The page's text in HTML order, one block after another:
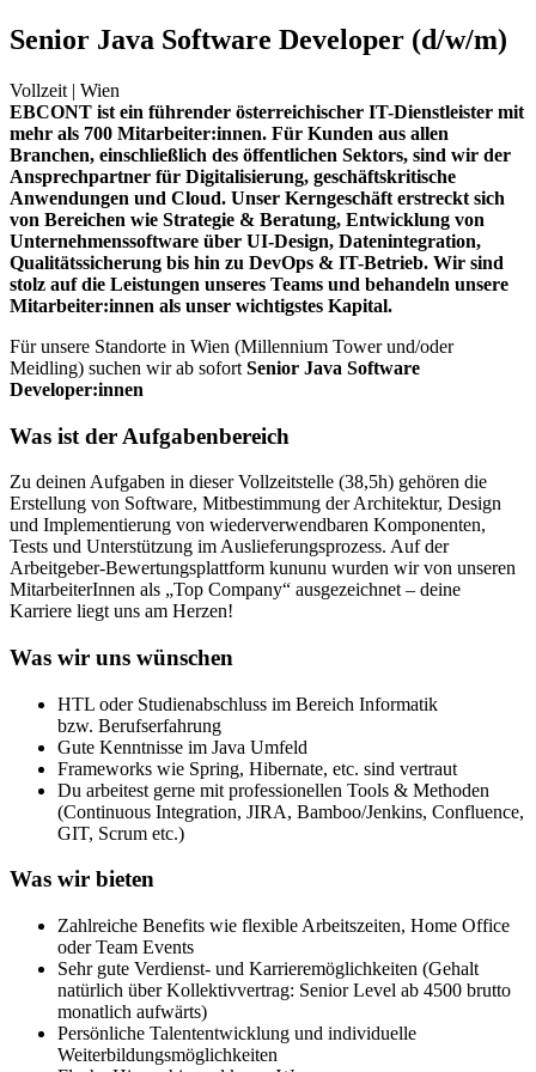
Senior Java Software Developer (d/w/m)
Vollzeit | Wien
EBCONT ist ein führender österreichischer IT-Dienstleister mit
mehr als 700 Mitarbeiter:innen. Für Kunden aus allen
Branchen, einschließlich des öffentlichen Sektors, sind wir der
Ansprechpartner für Digitalisierung, geschäftskritische
Anwendungen und Cloud. Unser Kerngeschäft erstreckt sich
von Bereichen wie Strategie & Beratung, Entwicklung von
Unternehmenssoftware über UI-Design, Datenintegration,
Qualitätssicherung bis hin zu DevOps & IT-Betrieb. Wir sind
stolz auf die Leistungen unseres Teams und behandeln unsere
Mitarbeiter:innen als unser wichtigstes Kapital.
Für unsere Standorte in Wien (Millennium Tower und/oder
Meidling) suchen wir ab sofort Senior Java Software
Developer:innen
Was ist der Aufgabenbereich
Zu deinen Aufgaben in dieser Vollzeitstelle (38,5h) gehören die
Erstellung von Software, Mitbestimmung der Architektur, Design
und Implementierung von wiederverwendbaren Komponenten,
Tests und Unterstützung im Auslieferungsprozess. Auf der
Arbeitgeber-Bewertungsplattform kununu wurden wir von unseren
MitarbeiterInnen als „Top Company“ ausgezeichnet – deine
Karriere liegt uns am Herzen!
Was wir uns wünschen
HTL oder Studienabschluss im Bereich Informatik
bzw. Berufserfahrung
Gute Kenntnisse im Java Umfeld
Frameworks wie Spring, Hibernate, etc. sind vertraut
Du arbeitest gerne mit professionellen Tools & Methoden
(Continuous Integration, JIRA, Bamboo/Jenkins, Confluence,
GIT, Scrum etc.)
Was wir bieten
Zahlreiche Benefits wie flexible Arbeitszeiten, Home Office
oder Team Events
Sehr gute Verdienst- und Karrieremöglichkeiten (Gehalt
natürlich über Kollektivvertrag: Senior Level ab 4500 brutto
monatlich aufwärts)
Persönliche Talententwicklung und individuelle
Weiterbildungsmöglichkeiten